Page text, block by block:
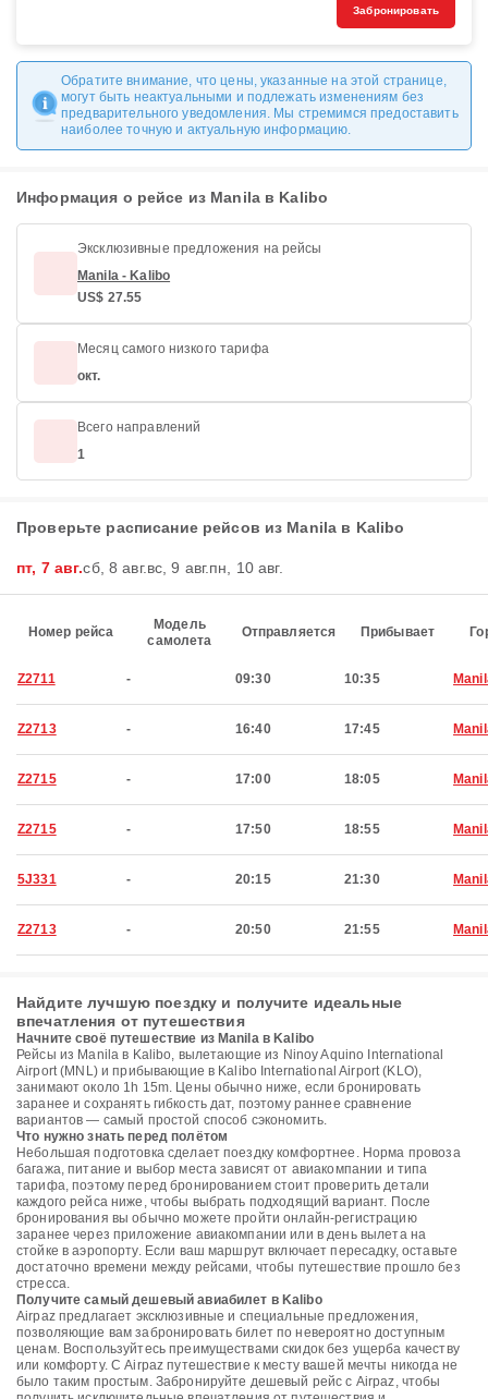
Забронировать
Обратите внимание, что цены, указанные на этой странице,
могут быть неактуальными и подлежать изменениям без
предварительного уведомления. Мы стремимся предоставить
наиболее точную и актуальную информацию.
Информация о рейсе из Manila в Kalibo
Эксклюзивные предложения на рейсы
Manila - Kalibo
US$ 27.55
Месяц самого низкого тарифа
окт.
Всего направлений
1
Проверьте расписание рейсов из Manila в Kalibo
пт, 7 авг.сб, 8 авг.вс, 9 авг.пн, 10 авг.
Номер рейса
Модель
самолета
Отправляется Прибывает
Z2711 - 09:30 10:35
Z2713 - 16:40 17:45
Z2715 - 17:00 18:05
Z2715 - 17:50 18:55
5J331 - 20:15 21:30
Z2713 - 20:50 21:55
Найдите лучшую поездку и получите идеальные
впечатления от путешествия
Начните своё путешествие из Manila в Kalibo
Рейсы из Manila в Kalibo, вылетающие из Ninoy Aquino International
Airport (MNL) и прибывающие в Kalibo International Airport (KLO),
занимают около 1h 15m. Цены обычно ниже, если бронировать
заранее и сохранять гибкость дат, поэтому раннее сравнение
вариантов — самый простой способ сэкономить.
Что нужно знать перед полётом
Небольшая подготовка сделает поездку комфортнее. Норма провоза
багажа, питание и выбор места зависят от авиакомпании и типа
тарифа, поэтому перед бронированием стоит проверить детали
каждого рейса ниже, чтобы выбрать подходящий вариант. После
бронирования вы обычно можете пройти онлайн-регистрацию
заранее через приложение авиакомпании или в день вылета на
стойке в аэропорту. Если ваш маршрут включает пересадку, оставьте
достаточно времени между рейсами, чтобы путешествие прошло без
стресса.
Получите самый дешевый авиабилет в Kalibo
Airpaz предлагает эксклюзивные и специальные предложения,
позволяющие вам забронировать билет по невероятно доступным
ценам. Воспользуйтесь преимуществами скидок без ущерба качеству
или комфорту. С Airpaz путешествие к месту вашей мечты никогда не
было таким простым. Забронируйте дешевый рейс с Airpaz, чтобы